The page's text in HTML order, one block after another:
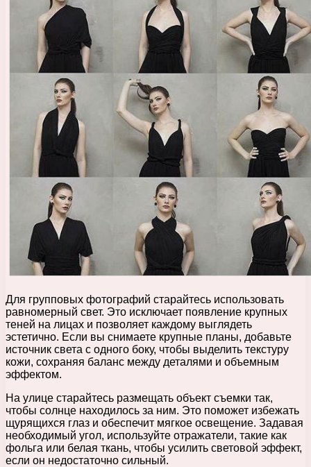
Для групповых фотографий старайтесь использовать
равномерный свет. Это исключает появление крупных
теней на лицах и позволяет каждому выглядеть
эстетично. Если вы снимаете крупные планы, добавьте
источник света с одного боку, чтобы выделить текстуру
кожи, сохраняя баланс между деталями и объемным
эффектом.
На улице старайтесь размещать объект съемки так,
чтобы солнце находилось за ним. Это поможет избежать
щурящихся глаз и обеспечит мягкое освещение. Задавая
необходимый угол, используйте отражатели, такие как
фольга или белая ткань, чтобы усилить световой эффект,
если он недостаточно сильный.